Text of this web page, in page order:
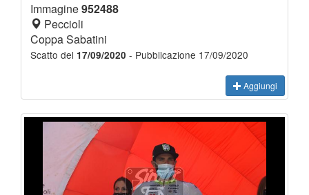
Immagine952488
Peccioli
Coppa Sabatini
Scatto del 17/09/2020 - Pubblicazione 17/09/2020
Aggiungi